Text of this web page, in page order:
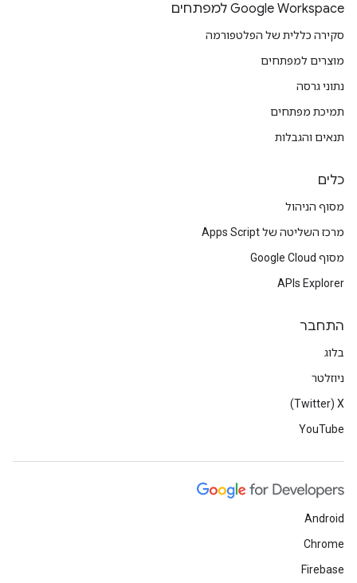
Google Workspace למפתחים
סקירה כללית של הפלטפורמה
מוצרים למפתחים
נתוני גרסה
תמיכת מפתחים
תנאים והגבלות
כלים
מסוף הניהול
מרכז השליטה של Apps Script
מסוף Google Cloud
APIs Explorer
התחבר
בלוג
ניוזלטר
X‏ (Twitter)
YouTube
Android
Chrome
Firebase